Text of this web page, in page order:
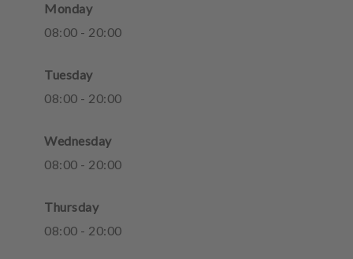
Monday
08:00 - 20:00
Tuesday
08:00 - 20:00
Wednesday
08:00 - 20:00
Thursday
08:00 - 20:00